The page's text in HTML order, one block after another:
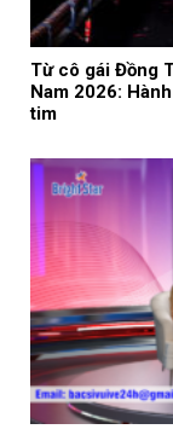
Từ cô gái Đồng
Nam 2026:
tim